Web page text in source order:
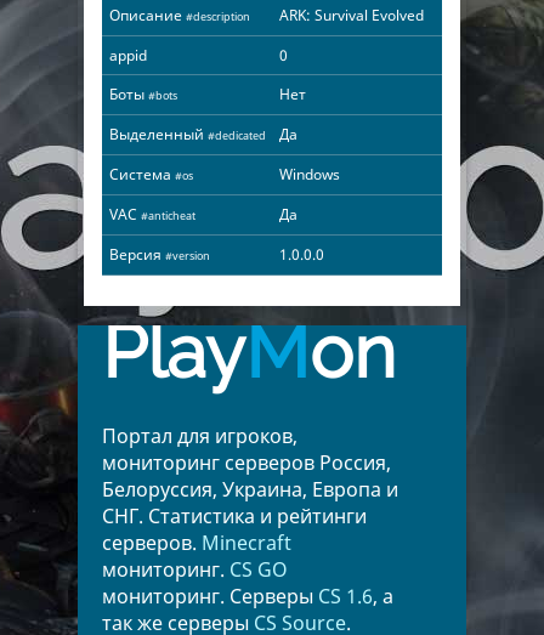
Описание #description
ARK: Survival Evolved
appid
0
Боты #bots
Нет
Выделенный #dedicated
Да
Система #os
Windows
VAC #anticheat
Да
Версия #version 1.0.0.0
PlayMon
Портал для игроков,
мониторинг серверов Россия,
Белоруссия, Украина, Европа и
СНГ. Статистика и рейтинги
серверов. Minecraft
мониторинг. CS GO
мониторинг. Серверы CS 1.6, а
так же серверы CS Source.